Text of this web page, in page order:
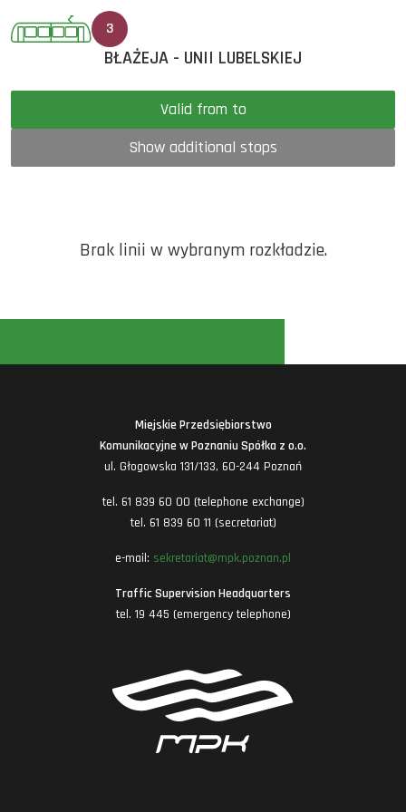
3
BŁAŻEJA - UNII LUBELSKIEJ
Valid from to
Show additional stops
Brak linii w wybranym rozkładzie.
Miejskie Przedsiębiorstwo
Komunikacyjne w Poznaniu Spółka z o.o.
ul. Głogowska 131/133, 60-244 Poznań
tel. 61 839 60 00 (telephone exchange)
tel. 61 839 60 11 (secretariat)
e-mail: sekretariat@mpk.poznan.pl
Traffic Supervision Headquarters
tel. 19 445 (emergency telephone)